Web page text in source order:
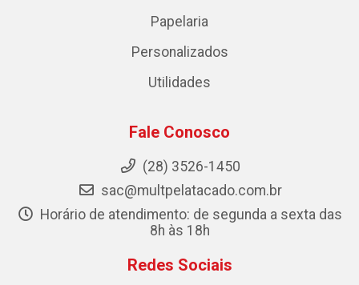
Papelaria
Personalizados
Utilidades
Fale Conosco
(28) 3526-1450
sac@multpelatacado.com.br
Horário de atendimento: de segunda a sexta das
8h às 18h
Redes Sociais